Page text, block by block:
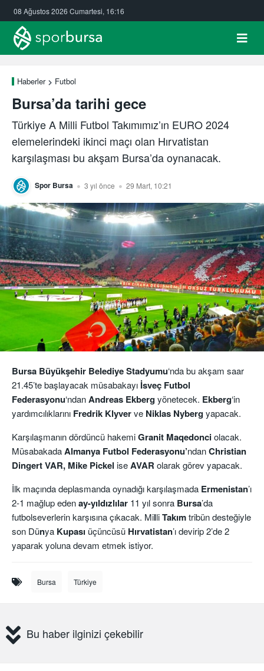
08 Ağustos 2026 Cumartesi, 16:16
Haberler Futbol
Bursa’da tarihi gece
Türkiye A Milli Futbol Takımımız’ın EURO 2024
elemelerindeki ikinci maçı olan Hırvatistan
karşılaşması bu akşam Bursa’da oynanacak.
Spor Bursa 3 yıl önce 29 Mart, 10:21
Bursa Büyükşehir Belediye Stadyumu‘nda bu akşam saar
21.45’te başlayacak müsabakayı İsveç Futbol
Federasyonu‘ndanAndreas Ekbergyönetecek. Ekberg‘in
yardımcılıklarını Fredrik Klyverve Niklas Nybergyapacak.
Karşılaşmanın dördüncü hakemiGranit Maqedonciolacak.
MüsabakadaAlmanya Futbol Federasyonu’ndanChristian
Dingert VAR, Mike Pickel iseAVAR olarak görev yapacak.
İlk maçında deplasmanda oynadığı karşılaşmada Ermenistan’ı
2-1 mağlup edenay-yıldızlılar 11 yıl sonra Bursa’da
futbolseverlerin karşısına çıkacak. MilliTakımtribün desteğiyle
son Dünya Kupası üçüncüsü Hırvatistan’ı devirip 2’de 2
yaparak yoluna devam etmek istiyor.
Bursa Türkiye
Bu haber ilginizi çekebilir